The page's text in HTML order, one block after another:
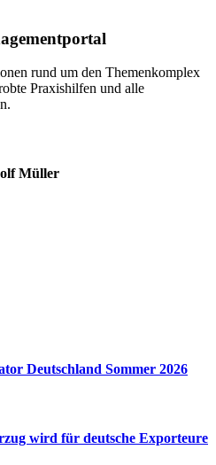
rund um den Themenkomplex
Praxishilfen und alle
Müller
Deutschland Sommer 2026
wird für deutsche Exporteure